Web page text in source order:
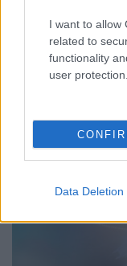
I want to allow
related to
functionality
user protection.
Data Deletion
Farkas Miklóssal
ban, amivel Pálfi
dolgozott sokat
footworkos,